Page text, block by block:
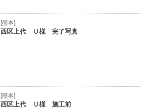
[熊本]
西区上代 Ｕ様 完了写真
[熊本]
西区上代 Ｕ様 施工前